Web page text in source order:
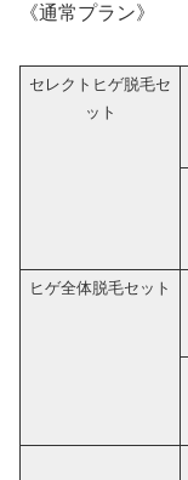
《通常プラン》
セレクトヒゲ脱毛セ
ット
ヒゲ全体脱毛セット